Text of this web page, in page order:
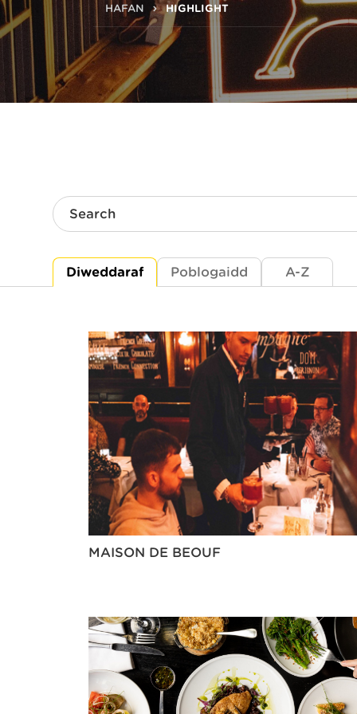
HAFAN HIGHLIGHT
Search
Diweddaraf Poblogaidd A-Z
MAISON DE BEOUF